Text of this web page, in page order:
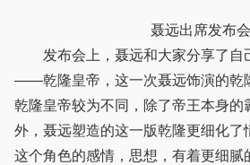
聂远出席发布会
发布会上，聂远和大家分享了自
——乾隆皇帝，这一次聂远饰演的乾
乾隆皇帝较为不同，除了帝王本身的
外，聂远塑造的这一版乾隆更细化了
这个角色的感情，思想，有着更细腻